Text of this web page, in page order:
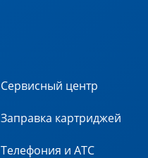
Сервисный центр
Заправка картриджей
Телефония и АТС